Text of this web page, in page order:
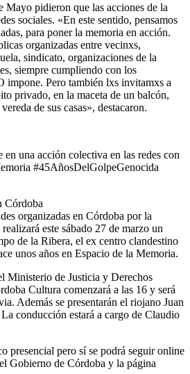
Mayo pidieron que las acciones de la
sociales. «En este sentido, pensamos
para poner la memoria en acción.
organizadas entre vecinxs,
sindicato, organizaciones de la
siempre cumpliendo con los
impone. Pero también lxs invitamxs a
privado, en la maceta de un balcón,
de sus casas», destacaron.
en una acción colectiva en las redes con
#45AñosDelGolpeGenocida
Córdoba
organizadas en Córdoba por la
este sábado 27 de marzo un
de la Ribera, el ex centro clandestino
unos años en Espacio de la Memoria.
Ministerio de Justicia y Derechos
Cultura comenzará a las 16 y será
Además se presentarán el riojano Juan
conducción estará a cargo de Claudio
presencial pero sí se podrá seguir online
Gobierno de Córdoba y la página